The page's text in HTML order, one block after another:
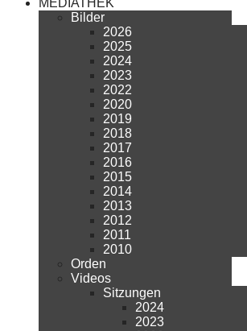
MEDIATHEK
Bilder
2026
2025
2024
2023
2022
2020
2019
2018
2017
2016
2015
2014
2013
2012
2011
2010
Orden
Videos
Sitzungen
2024
2023